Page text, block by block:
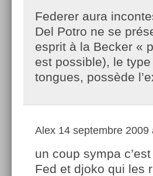
Federer aura
Del Potro ne se
esprit à la Becker «
est possible), le
tongues, possède
Alex 14 septembre 2009
un coup sympa
Fed et djoko qui les